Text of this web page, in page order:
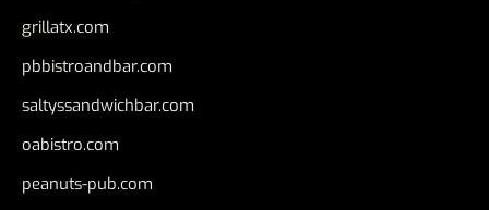
grillatx.com
pbbistroandbar.com
saltyssandwichbar.com
oabistro.com
peanuts-pub.com